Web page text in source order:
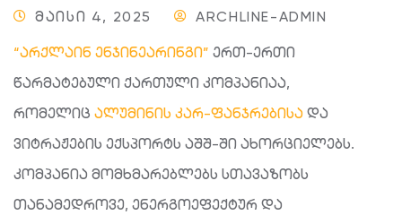
ᲛᲐᲘᲡᲘ 4, 2025 ARCHLINE-ADMIN
“არქლაინ ენჯინეარინგი” ერთ-ერთი
წარმატებული ქართული კომპანიაა,
რომელიც ალუმინის კარ-ფანჯრებისა და
ვიტრაჟების ექსპორტს აშშ-ში ახორციელებს.
კომპანია მომხმარებლებს სთავაზობს
თანამედროვე, ენერგოეფექტურ და